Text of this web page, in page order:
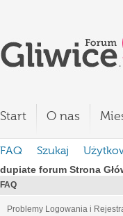
Start O nas
FAQ Szukaj
dupiate forum Strona
FAQ
Problemy Logowania i